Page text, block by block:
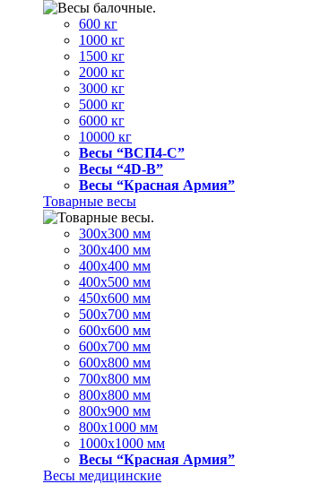
600 кг
1000 кг
1500 кг
2000 кг
3000 кг
5000 кг
6000 кг
10000 кг
Весы “ВСП4-С”
Весы “4D-В”
Весы “Красная Армия”
Товарные весы
300х300 мм
300х400 мм
400х400 мм
400х500 мм
450х600 мм
500х700 мм
600х600 мм
600х700 мм
600х800 мм
700х800 мм
800х800 мм
800х900 мм
800х1000 мм
1000х1000 мм
Весы “Красная Армия”
Весы медицинские